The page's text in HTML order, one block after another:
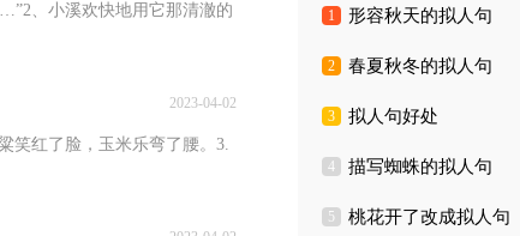
、小溪欢快地用它那清澈的
2023-04-02
笑红了脸，玉米乐弯了腰。3.
1 形容秋天的拟人句
2 春夏秋冬的拟人句
3 拟人句好处
4 描写蜘蛛的拟人句
5 桃花开了改成拟人句